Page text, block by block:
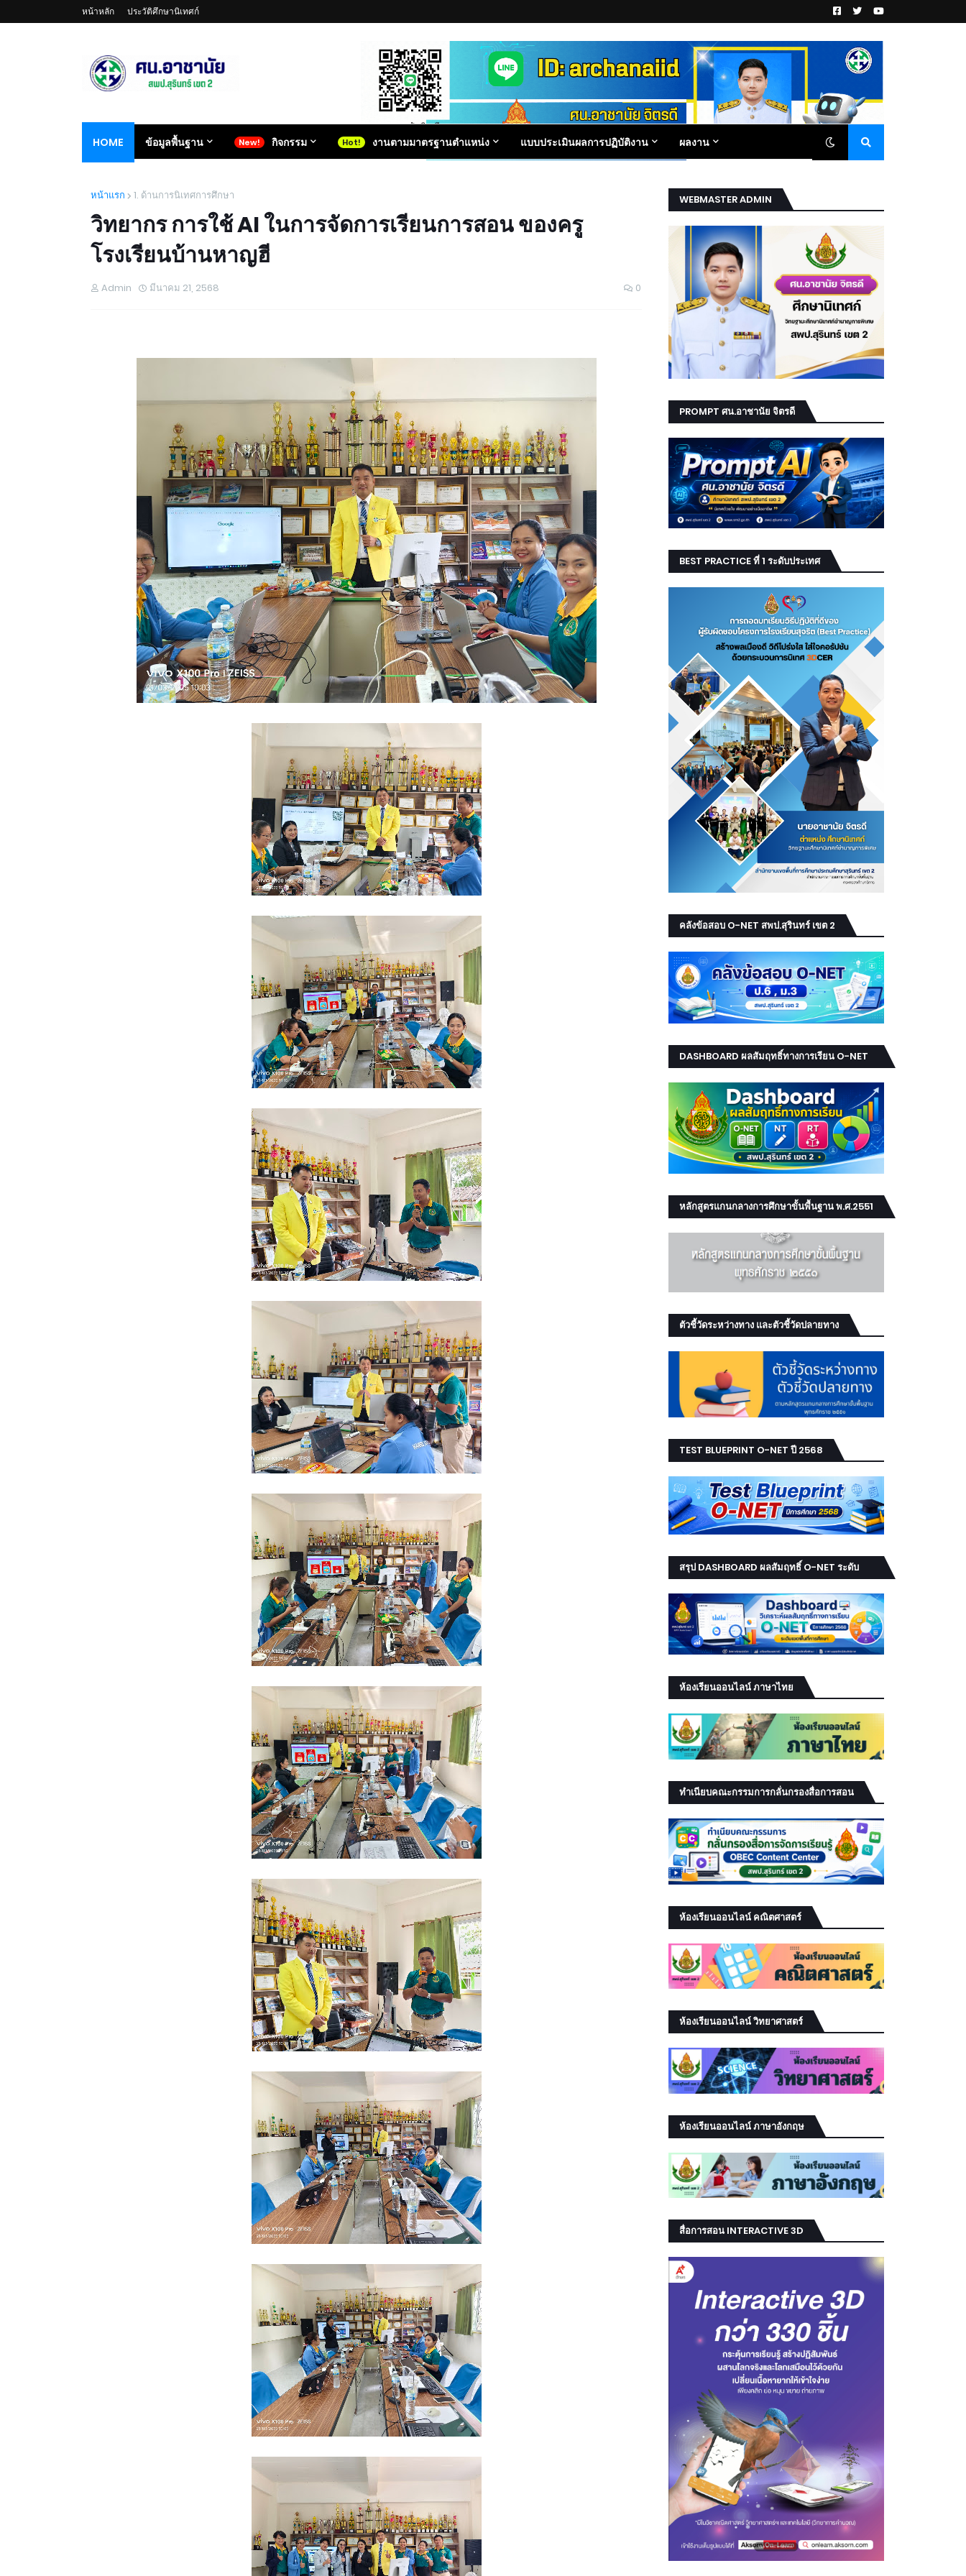
หน้าหลัก ประวัติศึกษานิเทศก์
HOME ข้อมูลพื้นฐาน กิจกรรม งานตามมาตรฐานตำแหน่ง แบบประเมินผลการปฏิบัติงาน ผลงาน
หน้าแรก 1. ด้านการนิเทศการศึกษา
วิทยากร การใช้ AI ในการจัดการเรียนการสอน ของครู
โรงเรียนบ้านหาญฮี
Admin มีนาคม 21, 2568 0
WEBMASTER ADMIN
PROMPT ศน.อาชานัย จิตรดี
BEST PRACTICE ที่ 1 ระดับประเทศ
คลังข้อสอบ O-NET สพป.สุรินทร์ เขต 2
DASHBOARD ผลสัมฤทธิ์ทางการเรียน O-NET
หลักสูตรแกนกลางการศึกษาขั้นพื้นฐาน พ.ศ.2551
ตัวชี้วัดระหว่างทาง และตัวชี้วัดปลายทาง
TEST BLUEPRINT O-NET ปี 2568
สรุป DASHBOARD ผลสัมฤทธิ์ O-NET ระดับ
เขต
ห้องเรียนออนไลน์ ภาษาไทย
ทำเนียบคณะกรรมการกลั่นกรองสื่อการสอน
ห้องเรียนออนไลน์ คณิตศาสตร์
ห้องเรียนออนไลน์ วิทยาศาสตร์
ห้องเรียนออนไลน์ ภาษาอังกฤษ
สื่อการสอน INTERACTIVE 3D